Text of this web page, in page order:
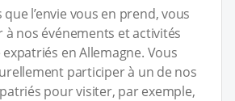
l’envie vous en prend, vous
nos événements et activités
en Allemagne. Vous
participer à un de nos
pour visiter, par exemple,